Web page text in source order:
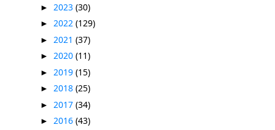
► 2023 (30)
► 2022 (129)
► 2021 (37)
► 2020 (11)
► 2019 (15)
► 2018 (25)
► 2017 (34)
► 2016 (43)